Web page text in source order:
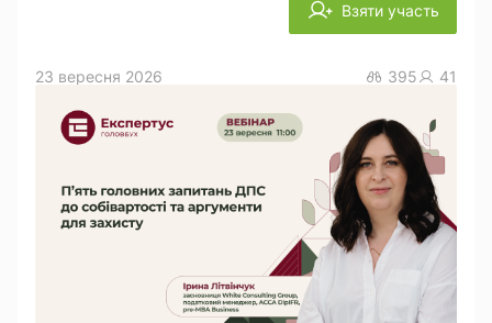
Взяти участь
23 вересня 2026 395 41